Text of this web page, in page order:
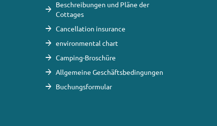
Beschreibungen und Pläne der
Cottages
Cancellation insurance
environmental chart
Camping-Broschüre
Allgemeine Geschäftsbedingungen
Buchungsformular